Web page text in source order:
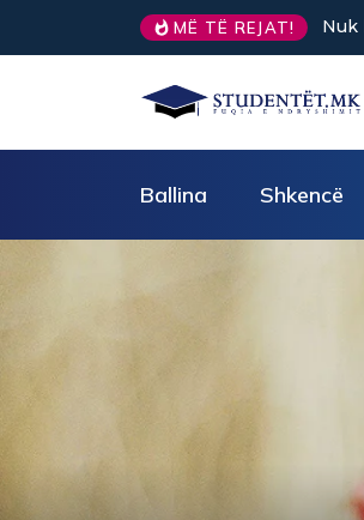
MË TË REJAT! Sa
Ballina Shkencë